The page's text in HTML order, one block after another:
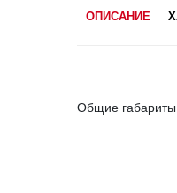
ОПИСАНИЕ
Общие